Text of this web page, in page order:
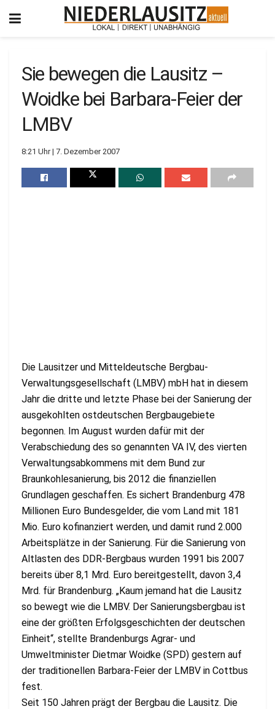
Sie bewegen die Lausitz –
Woidke bei Barbara-Feier der
LMBV
8:21 Uhr | 7. Dezember 2007
Die Lausitzer und Mitteldeutsche Bergbau-
Verwaltungsgesellschaft (LMBV) mbH hat in diesem
Jahr die dritte und letzte Phase bei der Sanierung der
ausgekohlten ostdeutschen Bergbaugebiete
begonnen. Im August wurden dafür mit der
Verabschiedung des so genannten VA IV, des vierten
Verwaltungsabkommens mit dem Bund zur
Braunkohlesanierung, bis 2012 die finanziellen
Grundlagen geschaffen. Es sichert Brandenburg 478
Millionen Euro Bundesgelder, die vom Land mit 181
Mio. Euro kofinanziert werden, und damit rund 2.000
Arbeitsplätze in der Sanierung. Für die Sanierung von
Altlasten des DDR-Bergbaus wurden 1991 bis 2007
bereits über 8,1 Mrd. Euro bereitgestellt, davon 3,4
Mrd. für Brandenburg. „Kaum jemand hat die Lausitz
so bewegt wie die LMBV. Der Sanierungsbergbau ist
eine der größten Erfolgsgeschichten der deutschen
Einheit“, stellte Brandenburgs Agrar- und
Umweltminister Dietmar Woidke (SPD) gestern auf
der traditionellen Barbara-Feier der LMBV in Cottbus
fest.
Seit 150 Jahren prägt der Bergbau die Lausitz. Die